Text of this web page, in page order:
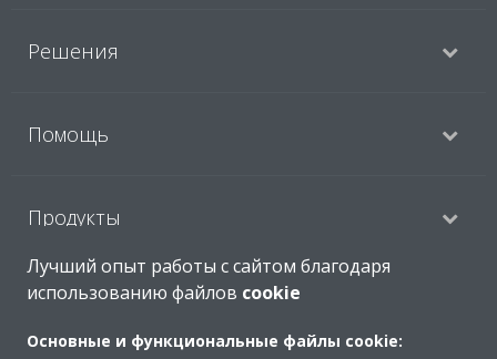
Решения
Помощь
Продукты
Copyright © Daikin
Правила
Использование cookie
Лучший опыт работы с сайтом благодаря
использованию файлов cookie
Основные и функциональные файлы cookie: